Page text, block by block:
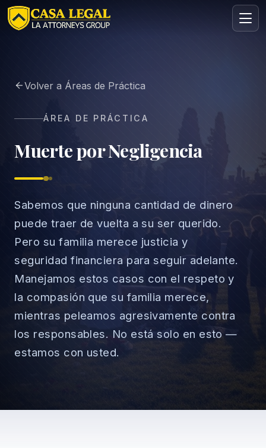
Wrongful Death Attorney Los Angeles | Family
Solicita tu consulta gratuita
Accidentes de Auto
Accidentes de Motocicleta
Discriminación Laboral
Volver a Áreas de Práctica
ÁREA DE PRÁCTICA
Muerte por Negligencia
Sabemos que ninguna cantidad de dinero
puede traer de vuelta a su ser querido.
Pero su familia merece justicia y
seguridad financiera para seguir adelante.
Manejamos estos casos con el respeto y
la compasión que su familia merece,
mientras peleamos agresivamente contra
los responsables. No está solo en esto —
estamos con usted.